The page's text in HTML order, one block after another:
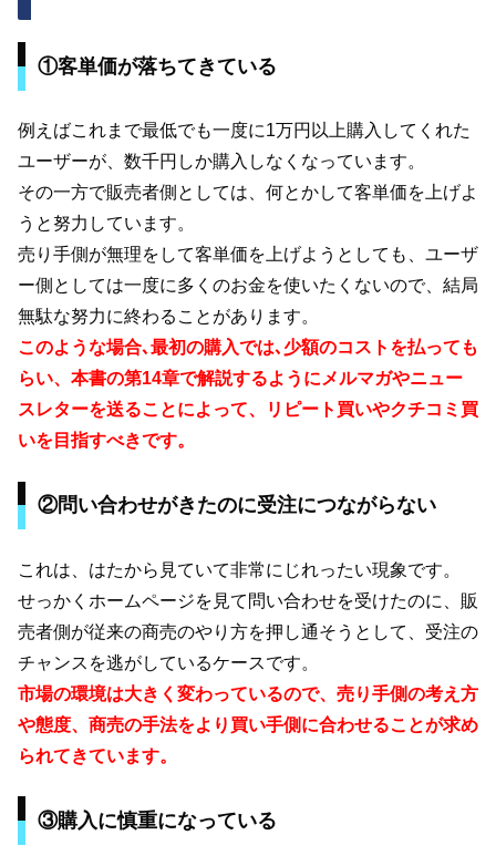
①客単価が落ちてきている
例えばこれまで最低でも一度に1万円以上購入してくれた
ユーザーが、数千円しか購入しなくなっています。
その一方で販売者側としては、何とかして客単価を上げよ
うと努力しています。
売り手側が無理をして客単価を上げようとしても、ユーザ
ー側としては一度に多くのお金を使いたくないので、結局
無駄な努力に終わることがあります。
このような場合､最初の購入では､少額のコストを払っても
らい、本書の第14章で解説するようにメルマガやニュー
スレターを送ることによって、リピート買いやクチコミ買
いを目指すべきです。
②問い合わせがきたのに受注につながらない
これは、はたから見ていて非常にじれったい現象です。
せっかくホームページを見て問い合わせを受けたのに、販
売者側が従来の商売のやり方を押し通そうとして、受注の
チャンスを逃がしているケースです。
市場の環境は大きく変わっているので、売り手側の考え方
や態度、商売の手法をより買い手側に合わせることが求め
られてきています。
③購入に慎重になっている